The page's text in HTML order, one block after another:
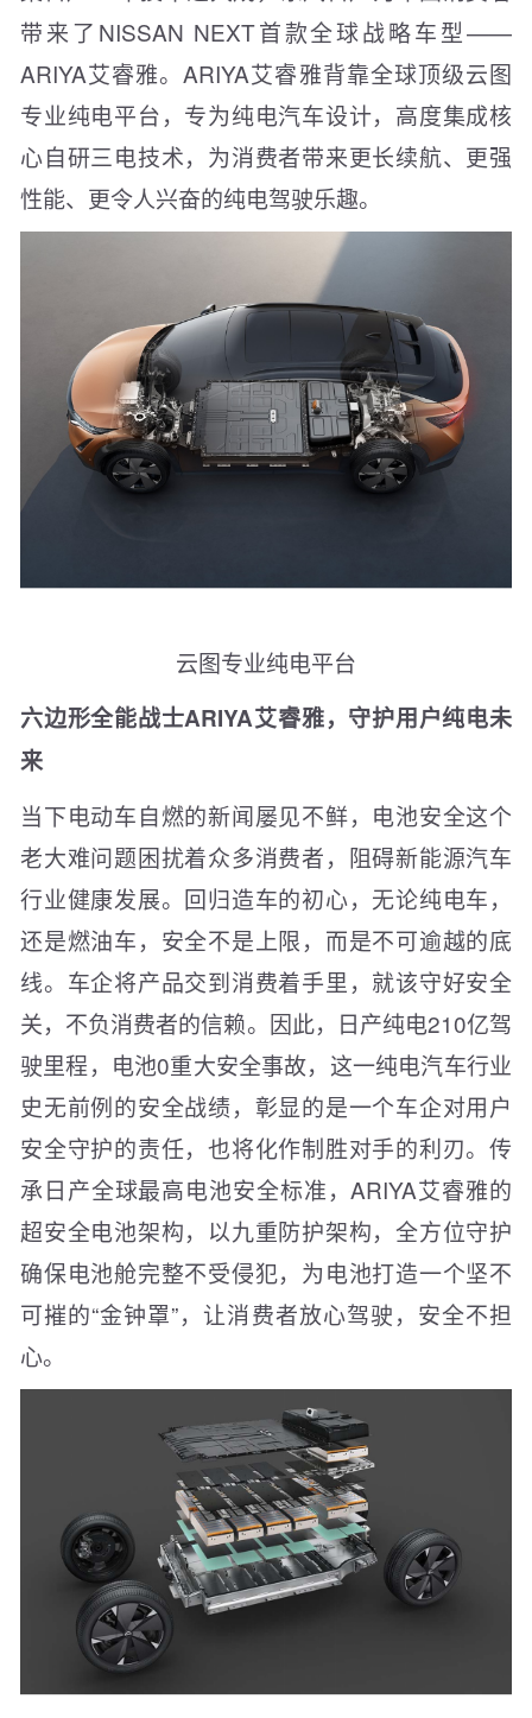
带来了NISSAN NEXT首款全球战略车型——
ARIYA艾睿雅。ARIYA艾睿雅背靠全球顶级云图
专业纯电平台，专为纯电汽车设计，高度集成核
心自研三电技术，为消费者带来更长续航、更强
性能、更令人兴奋的纯电驾驶乐趣。
云图专业纯电平台
六边形全能战士ARIYA艾睿雅，守护用户纯电未
来
当下电动车自燃的新闻屡见不鲜，电池安全这个
老大难问题困扰着众多消费者，阻碍新能源汽车
行业健康发展。回归造车的初心，无论纯电车，
还是燃油车，安全不是上限，而是不可逾越的底
线。车企将产品交到消费着手里，就该守好安全
关，不负消费者的信赖。因此，日产纯电210亿驾
驶里程，电池0重大安全事故，这一纯电汽车行业
史无前例的安全战绩，彰显的是一个车企对用户
安全守护的责任，也将化作制胜对手的利刃。传
承日产全球最高电池安全标准，ARIYA艾睿雅的
超安全电池架构，以九重防护架构，全方位守护
确保电池舱完整不受侵犯，为电池打造一个坚不
可摧的“金钟罩”，让消费者放心驾驶，安全不担
心。